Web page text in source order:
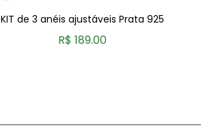
KIT de 3 anéis ajustáveis Prata 925
R$ 189.00